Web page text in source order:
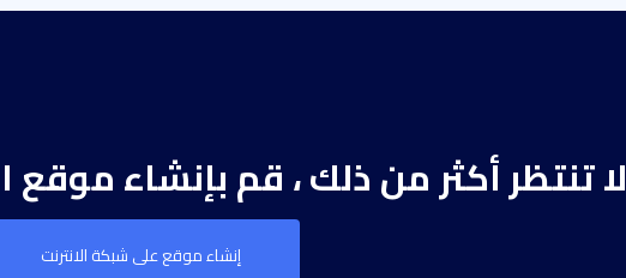
لا تنتظر أكثر من ذلك ، قم بإنشاء
إنشاء موقع على شبكة الانترنت